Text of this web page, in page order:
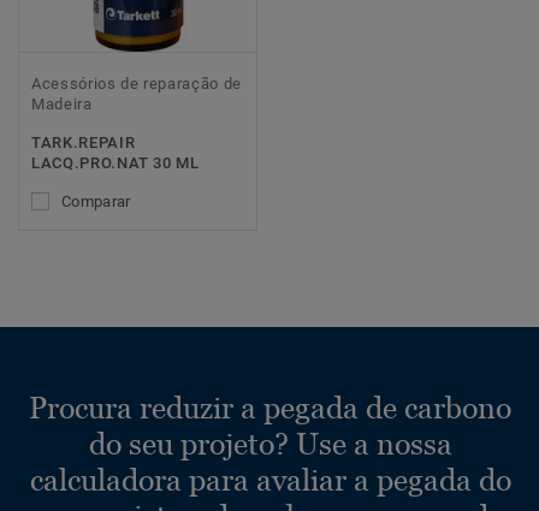
Acessórios de reparação de
Madeira
TARK.REPAIR
LACQ.PRO.NAT 30 ML
Comparar
Procura reduzir a pegada de carbono
do seu projeto? Use a nossa
calculadora para avaliar a pegada do